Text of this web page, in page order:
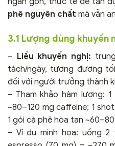
phê nguyên chất mà vẫn
3.1 Lượng dùng khuyến
– Liều khuyến nghị:
tách/ngày, tương đương
đối với người trưởng thành
– Tham khảo hàm lượng:
~80–120 mg caffeine; 1
1 gói cà phê hòa tan
– Ví dụ minh họa: uống 2